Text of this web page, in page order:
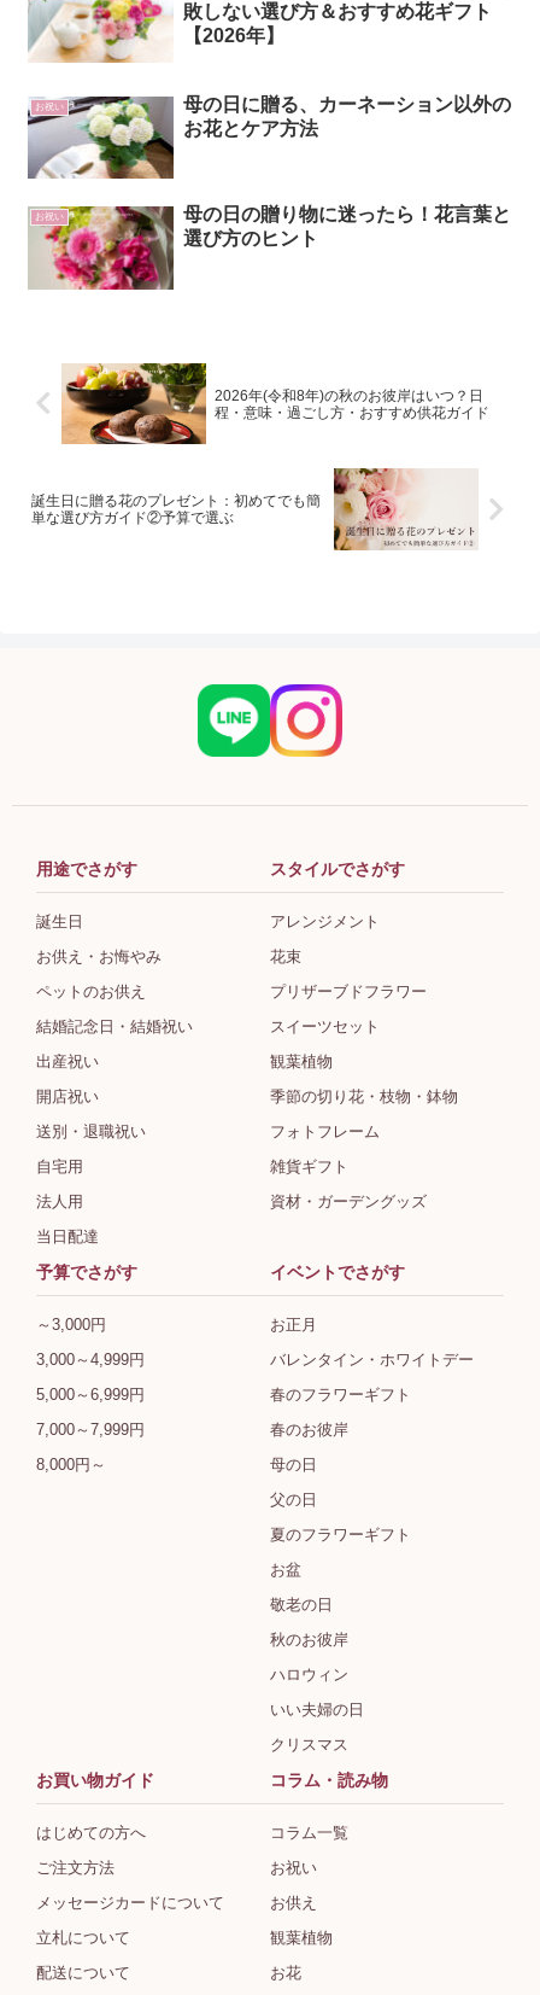
敗しない選び方＆おすすめ花ギフト
【2026年】
お祝い
母の日に贈る、カーネーション以外の
お花とケア方法
お祝い
母の日の贈り物に迷ったら！花言葉と
選び方のヒント
2026年(令和8年)の秋のお彼岸はいつ？日
程・意味・過ごし方・おすすめ供花ガイド
誕生日に贈る花のプレゼント：初めてでも簡
単な選び方ガイド②予算で選ぶ
用途でさがす
誕生日
お供え・お悔やみ
ペットのお供え
結婚記念日・結婚祝い
出産祝い
開店祝い
送別・退職祝い
自宅用
法人用
当日配達
スタイルでさがす
アレンジメント
花束
プリザーブドフラワー
スイーツセット
観葉植物
季節の切り花・枝物・鉢物
フォトフレーム
雑貨ギフト
資材・ガーデングッズ
予算でさがす
～3,000円
3,000～4,999円
5,000～6,999円
7,000～7,999円
8,000円～
イベントでさがす
お正月
バレンタイン・ホワイトデー
春のフラワーギフト
春のお彼岸
母の日
父の日
夏のフラワーギフト
お盆
敬老の日
秋のお彼岸
ハロウィン
いい夫婦の日
クリスマス
お買い物ガイド
はじめての方へ
ご注文方法
メッセージカードについて
立札について
配送について
コラム・読み物
コラム一覧
お祝い
お供え
観葉植物
お花